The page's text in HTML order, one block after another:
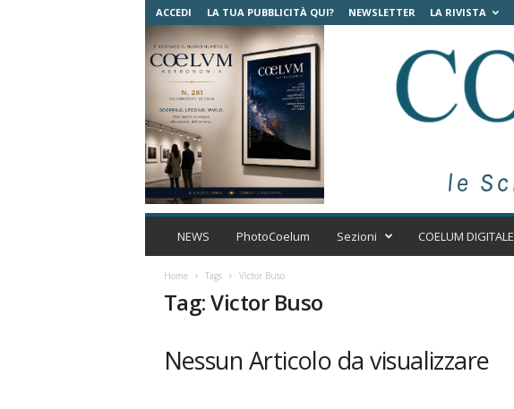
ACCEDI LA TUA PUBBLICITÀ QUI? NEWSLETTER LA RIVISTA
C
t
NEWS PhotoCoelum Sezioni COELUM DIGITALE
Home Tags Victor Buso
Tag: Victor Buso
Nessun Articolo da visualizzare